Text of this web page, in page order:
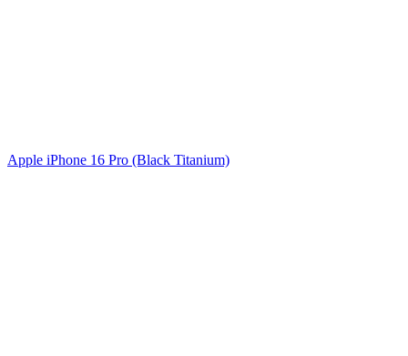
Apple iPhone 16 Pro (Black Titanium)